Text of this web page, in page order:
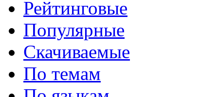
Рейтинговые
Популярные
Скачиваемые
По темам